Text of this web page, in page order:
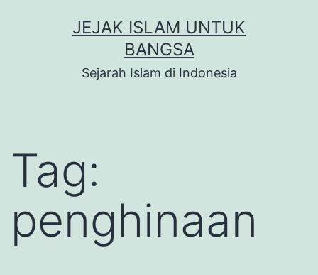
JEJAK ISLAM UNTUK
BANGSA
Sejarah Islam di Indonesia
Tag:
penghinaan